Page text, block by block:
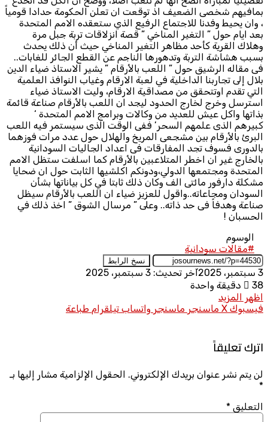
بمافيهم شخصى الضعيف اذ توقعت ان تعلن الحكومة حدادا قومياً
، وان يحيط وفدنا للاجتماع الرفيع الذي ستعقده الامم المتحدة
بعد ايام حول ” التغير المناخي ” قصة انزلاقات تربة جبل مرة
وهلاك القرية كأحد مظاهر التغير المناخي حيث أن ذلك يحدث
بسبب هشاشة التربة وتدهورها الناجم عن القطع الجائر للغابات..
فى مقاله الرشيق حول ” اللعب بالأرقام ” يشير الاستاذ ضياء الدين
بلال إلى تجاربنا الداخلية في لعبة الارقام وغياب النوافذ العلمية
التي تقدم اوتتحقق من مصداقية الارقام، وليت الاستاذ ضياء
استرسل وخرج لخارج الحدود ليجد ان اللعب بالأرقام صناعة قائمة
بذاتها واكل عيش للعديد من وكالات وبرامج الامم المتحدة ‘
كبيرهم الذى علمهم السحر’ ففى الوقت الذى سيستمر فيه اللعب
البرئ بالأرقام بين مشجعى المريخ والهلال حول عدد مرات فوزهما
بالدورى فسوف تجد المفارقات فى اعداد الجاليات السودانية
بالخارج غير ان اخطر المتلاعبين بالأرقام كما اسلفت ستظل الامم
المتحدة ومجتمعها الدولي،ودونكم اكلشيها الثابت حول ان ضحايا
مشكلة دارفور مائتى الف وكان ذلك ثابتا في كل بياناتها بشأن
السودان ومجاعاته..واقول للعزيز ضياء ان اللعب بالأرقام سيظل
صناعة وهدفاً فى حد ذاته.. وعلى ” مرسال الشوق ” اخذ ذلك في
الحسبان !
الوسوم
#مقالات سودانية
نسخ الرابط
3 سبتمبر، 2025
آخر تحديث: 3 سبتمبر، 2025
38
دقيقة واحدة
اظهر المزيد
فيسبوك X ماسنجر ماسنجر واتساب تيلقرام طباعة
اترك تعليقاً
لن يتم نشر عنوان بريدك الإلكتروني.
الحقول الإلزامية مشار إليها بـ
*
التعليق *